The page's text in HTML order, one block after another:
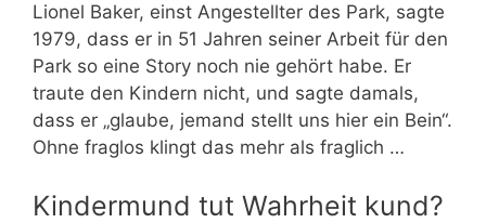
Lionel Baker, einst Angestellter des Park, sagte
1979, dass er in 51 Jahren seiner Arbeit für den
Park so eine Story noch nie gehört habe. Er
traute den Kindern nicht, und sagte damals,
dass er „glaube, jemand stellt uns hier ein Bein“.
Ohne fraglos klingt das mehr als fraglich …
Kindermund tut Wahrheit kund?